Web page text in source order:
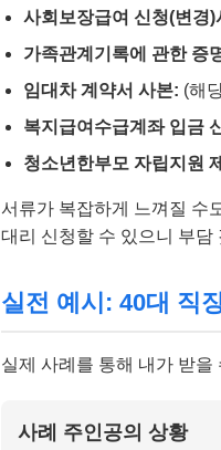
사회보장급여 신청(변경)
가족관계기록에 관한 증
임대차 계약서 사본: (해
복지급여수급계좌 입금
청소년한부모 자립지원
서류가 복잡하게 느껴질 수
대리 신청할 수 있으니 부
실전 예시: 40대 직
실제 사례를 통해 내가 받
사례 주인공의 상황